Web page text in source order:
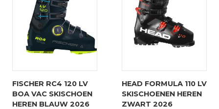
FISCHER RC4 120 LV
BOA VAC SKISCHOEN
HEREN BLAUW 2026
HEAD FORMULA 110 LV
SKISCHOENEN HEREN
ZWART 2026